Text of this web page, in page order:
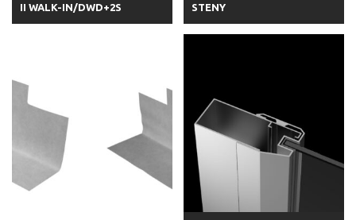
II WALK-IN/DWD+2S
STENY